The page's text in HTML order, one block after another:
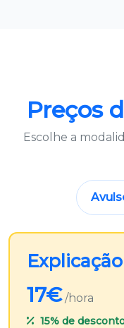
Preços
Escolhe a
17€ /hora
15% de